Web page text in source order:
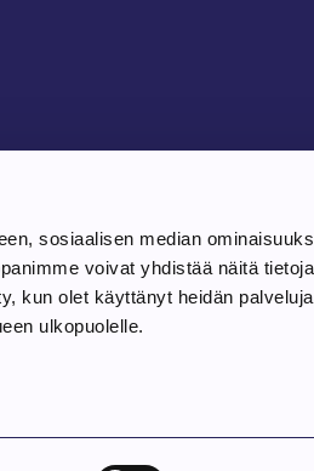
sosiaalisen median
voivat yhdistää näitä tietoja
kun olet käyttänyt heidän
ulkopuolelle.